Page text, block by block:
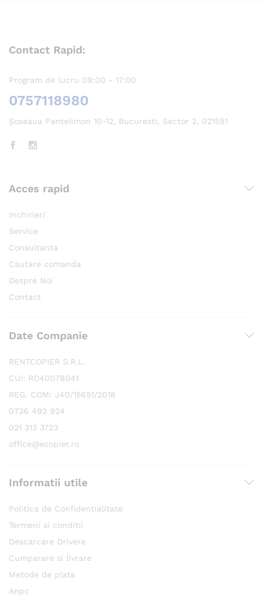
Contact Rapid:
Program de lucru 09:00 - 17:00
0757118980
Șoseaua Pantelimon 10-12, Bucuresti, Sector 2, 021591
Acces rapid
Inchirieri
Service
Consultanta
Cautare comanda
Despre Noi
Contact
Date Companie
RENTCOPIER S.R.L.
CUI: RO40078041
REG. COM: J40/15651/2018
0736 492 924
021 313 3723
office@ecopier.ro
Informatii utile
Politica de Confidentialitate
Termeni si conditii
Descarcare Drivere
Cumparare si livrare
Metode de plata
Anpc